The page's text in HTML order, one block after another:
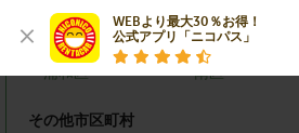
WEBより最大30％お得！
公式アプリ「ニコパス」
・ 西区 ・北区
・浦和区 ・南区
その他市区町村